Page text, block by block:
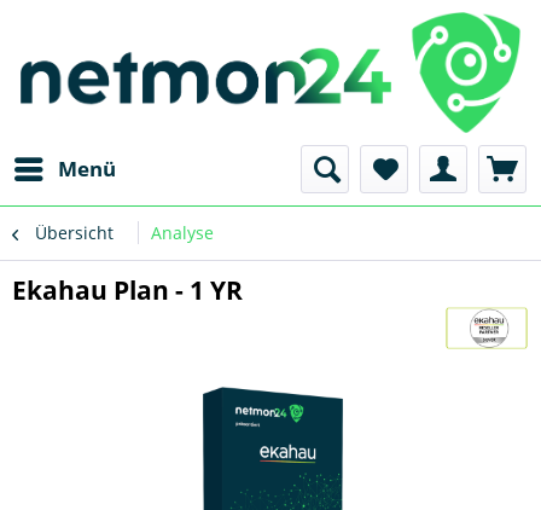
Menü
Übersicht Analyse
Ekahau Plan - 1 YR